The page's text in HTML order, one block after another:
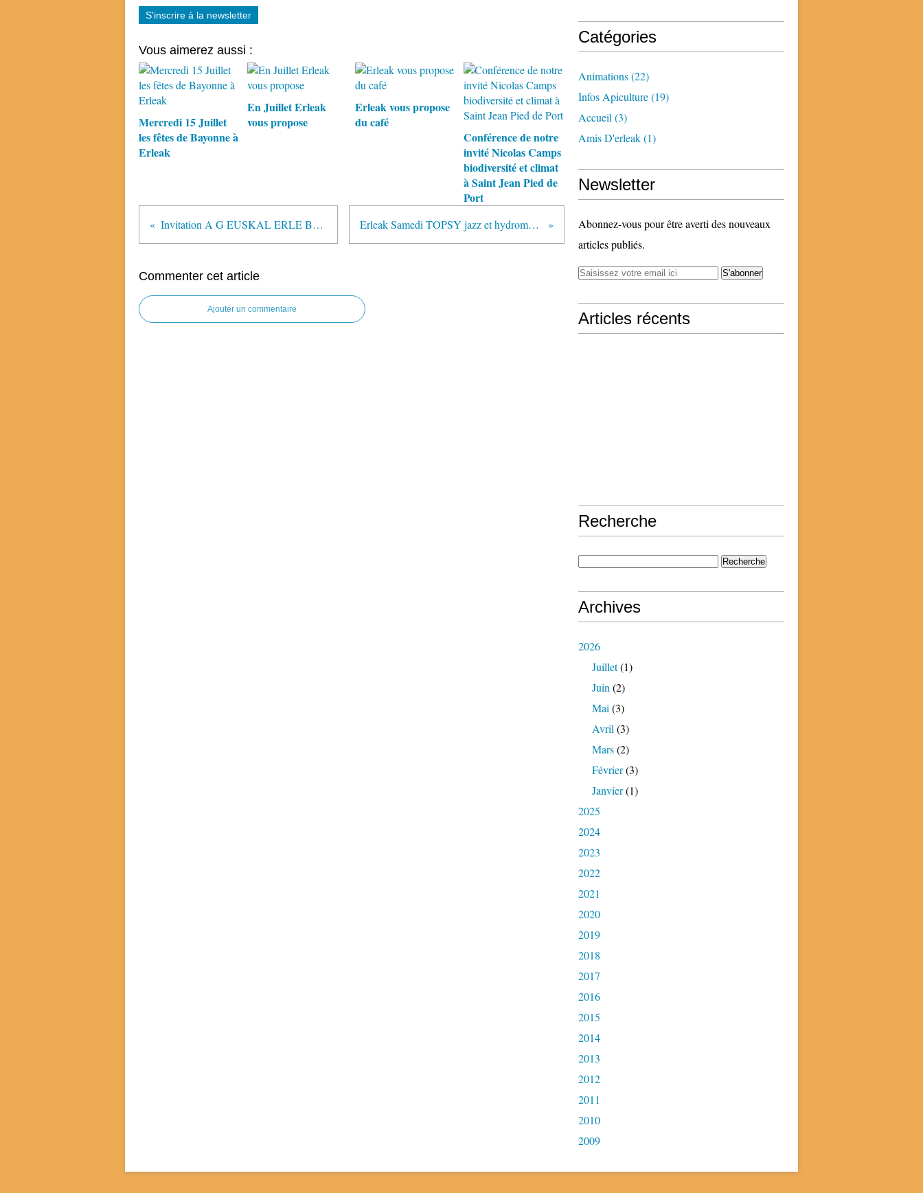
S'inscrire à la newsletter
Vous aimerez aussi :
Mercredi 15 Juillet
les fêtes de Bayonne à
Erleak
En Juillet Erleak
vous propose
Erleak vous propose
du café
Conférence de notre
invité Nicolas Camps
biodiversité et climat
à Saint Jean Pied de
Port
Invitation A G EUSKAL ERLE BELTZA Erleak Samedi TOPSY jazz et hydromel chaud
Commenter cet article
Ajouter un commentaire
Catégories
Animations(22)
Infos Apiculture(19)
Accueil (3)
Amis D'erleak(1)
Newsletter
Abonnez-vous pour être averti des nouveaux
articles publiés.
Articles récents
Recherche
Archives
2026
Juillet(1)
Juin (2)
Mai (3)
Avril (3)
Mars(2)
Février(3)
Janvier(1)
2025
2024
2023
2022
2021
2020
2019
2018
2017
2016
2015
2014
2013
2012
2011
2010
2009